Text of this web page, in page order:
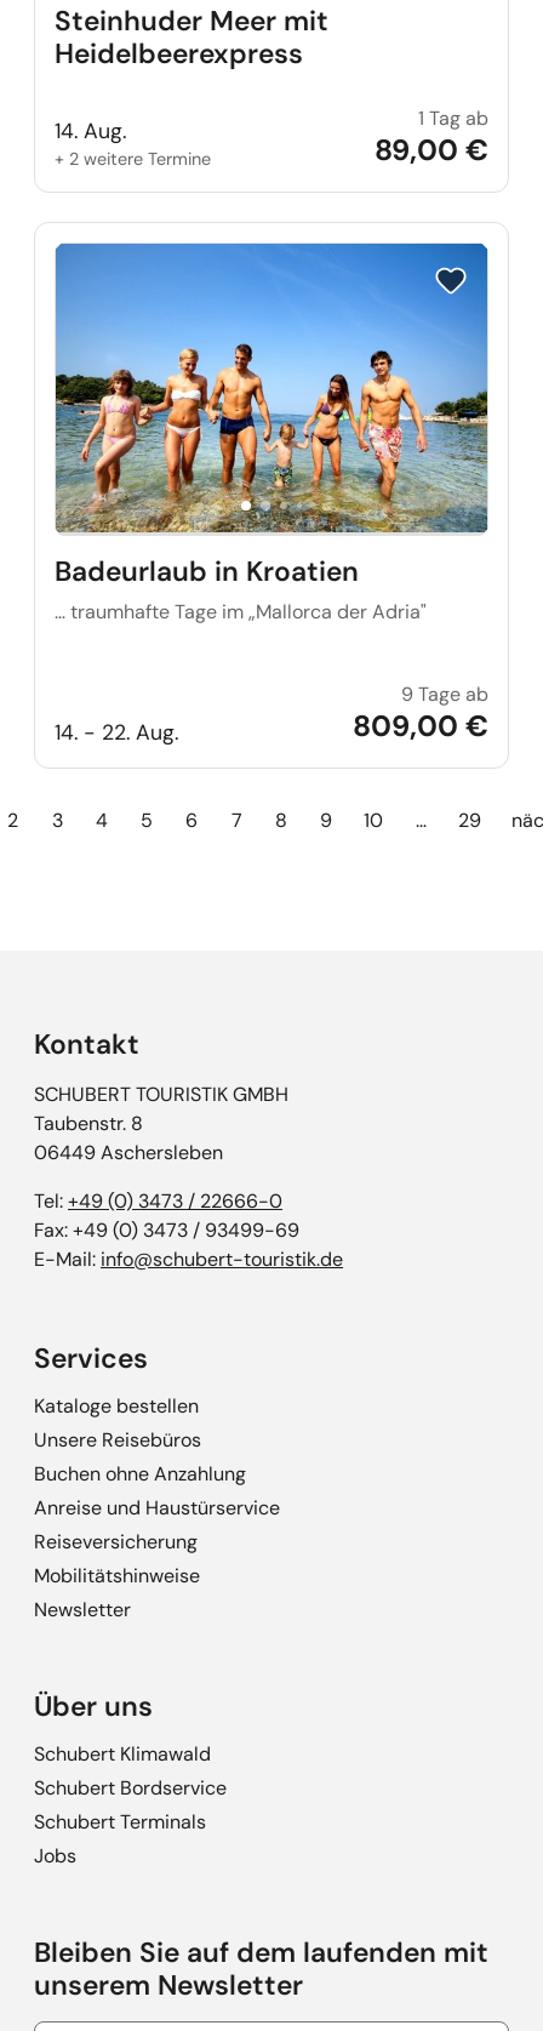
Steinhuder Meer mit
Heidelbeerexpress
14. Aug.
+ 2 weitere Termine
1 Tag ab
89,00 €
Reise auf
Badeurlaub in Kroatien
… traumhafte Tage im „Mallorca der Adria"
14. - 22. Aug.
9 Tage ab
809,00 €
2 3 4 5 6 7 8 9 10 … 29
Kontakt
SCHUBERT TOURISTIK GMBH
Taubenstr. 8
06449 Aschersleben
Tel:+49 (0) 3473 / 22666-0
Fax: +49 (0) 3473 / 93499-69
E-Mail: info@schubert-touristik.de
Services
Kataloge bestellen
Unsere Reisebüros
Buchen ohne Anzahlung
Anreise und Haustürservice
Reiseversicherung
Mobilitätshinweise
Newsletter
Über uns
Schubert Klimawald
Schubert Bordservice
Schubert Terminals
Jobs
Bleiben Sie auf dem laufenden mit
unserem Newsletter